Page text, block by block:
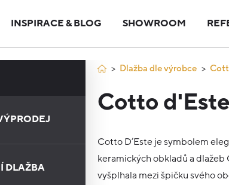
INSPIRACE & BLOG SHOWROOM
DLAŽBA
Dlažba dle výrobce
Cotto
Cotto D’Este je symbolem
keramických obkladů a dlažeb
vyšplhala mezi špičku svého